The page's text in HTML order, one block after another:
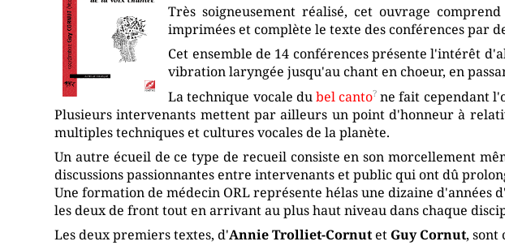
Très soigneusement réalisé, cet ouvrage
imprimées et complète le texte des conférences par
Cet ensemble de 14 conférences présente l'intérêt
vibration laryngée jusqu'au chant en choeur, en
La technique vocale dubel canto ne fait cependant
Plusieurs intervenants mettent par ailleurs un point d'honneur à
multiples techniques et cultures vocales de la planète.
Un autre écueil de ce type de recueil consiste en son morcellement
discussions passionnantes entre intervenants et public qui ont dû
Une formation de médecin ORL représente hélas une dizaine
les deux de front tout en arrivant au plus haut niveau dans chaque
Les deux premiers textes, d'Annie Trolliet-CornutetGuy Cornut, sont